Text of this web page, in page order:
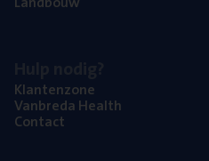
Klan­ten­zo­ne
Van­b­re­da Health
Con­tact